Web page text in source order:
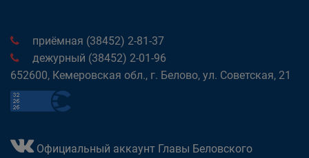
приёмная (38452) 2-81-37
дежурный (38452) 2-01-96
652600, Кемеровская обл., г. Белово, ул. Советская, 21
Официальный аккаунт Главы Беловского